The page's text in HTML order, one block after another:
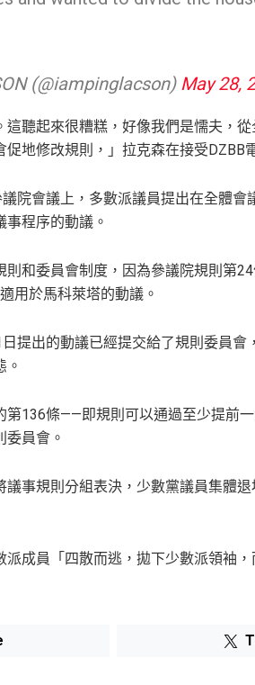
(@iampinglacson) May 28,
這聽起來很糟糕，好像我們是懦夫，
地修改規則，」拉克森在接受DZBB
院會議上，多數派議員提出在全體會
程序的動議。
則和委員會制度，因為參議院規則第
用於馬科萊塔的動議。
提出的動議已經提交給了規則委員會
。
第136條——即規則可以通過至少提前
員會。
議事規則分組表決，少數黨議員集體
成員「四散而逃，拋下少數派領袖，